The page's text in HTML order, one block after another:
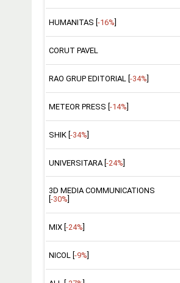
HUMANITAS [ -16%
CORUT PAVEL
RAO GRUP EDITORIAL [ -34%
METEOR PRESS [ -14%
SHIK [-34%]
UNIVERSITARA [-24%]
3D MEDIA COMMUNICATIONS
-30%
MIX [ -24%
NICOL [ -9%